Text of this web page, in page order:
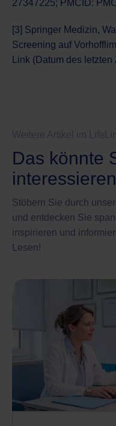
27347225; PMCID:
[3] Springer Medizin,
Screening auf
Link (Datum des letzten
Das könnte
interessieren
Stöbern Sie durch
und entdecken Sie
inspirieren und
Lesen!